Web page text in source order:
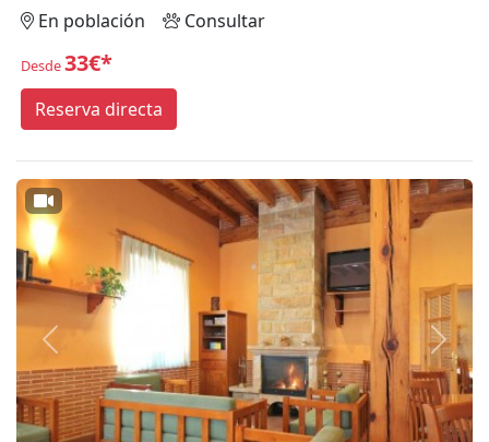
En población
Consultar
Desde33€*
Reserva directa
Anterior